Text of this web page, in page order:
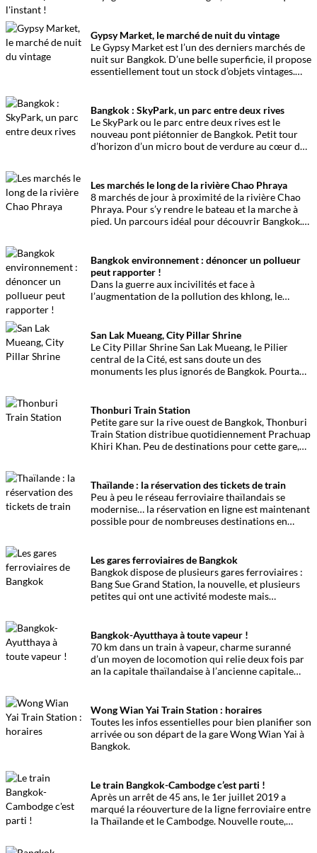
Gypsy Market, le marché de nuit du vintage
Le Gypsy Market est l’un des derniers marchés de
nuit sur Bangkok. D’une belle superficie, il propose
essentiellement tout un stock d’objets vintages.
Bangkok : SkyPark, un parc entre deux rives
Le SkyPark ou le parc entre deux rives est le
nouveau pont piétonnier de Bangkok. Petit tour
d’horizon d’un micro bout de verdure au cœur de
Les marchés le long de la rivière Chao Phraya
8 marchés de jour à proximité de la rivière Chao
Phraya. Pour s’y rendre le bateau et la marche à
pied. Un parcours idéal pour découvrir Bangkok.
Bangkok environnement : dénoncer un pollueur
peut rapporter !
Dans la guerre aux incivilités et face à
l’augmentation de la pollution des khlong, le
San Lak Mueang, City Pillar Shrine
Le City Pillar Shrine San Lak Mueang, le Pilier
central de la Cité, est sans doute un des
monuments les plus ignorés de Bangkok. Pourtant
Thonburi Train Station
Petite gare sur la rive ouest de Bangkok, Thonburi
Train Station distribue quotidiennement Prachuap
Khiri Khan. Peu de destinations pour cette gare,
Thaïlande : la réservation des tickets de train
Peu à peu le réseau ferroviaire thaïlandais se
modernise… la réservation en ligne est maintenant
possible pour de nombreuses destinations en
Les gares ferroviaires de Bangkok
Bangkok dispose de plusieurs gares ferroviaires :
Bang Sue Grand Station, la nouvelle, et plusieurs
petites qui ont une activité modeste mais
Bangkok-Ayutthaya à toute vapeur !
70 km dans un train à vapeur, charme suranné
d’un moyen de locomotion qui relie deux fois par
an la capitale thaïlandaise à l’ancienne capitale
Wong Wian Yai Train Station : horaires
Toutes les infos essentielles pour bien planifier son
arrivée ou son départ de la gare Wong Wian Yai à
Bangkok.
Le train Bangkok-Cambodge c’est parti !
Après un arrêt de 45 ans, le 1er juillet 2019 a
marqué la réouverture de la ligne ferroviaire entre
la Thaïlande et le Cambodge. Nouvelle route,